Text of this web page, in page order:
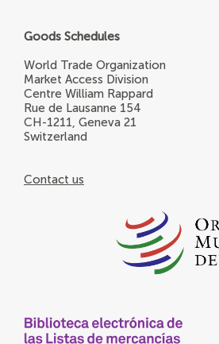
Goods Schedules
World Trade Organization
Market Access Division
Centre William Rappard
Rue de Lausanne 154
CH-1211, Geneva 21
Switzerland
Contact us